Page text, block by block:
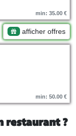
min: 35.00 €
afficher offres
min: 50.00 €
restaurant ?